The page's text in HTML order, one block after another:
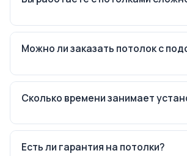
Можно ли заказать потолок с
Сколько времени занимает
Есть ли гарантия на потолки?